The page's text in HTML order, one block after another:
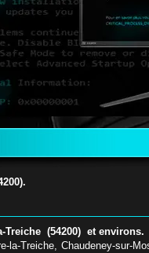
(54200) et environs.
la-Treiche, Chaudeney-sur-